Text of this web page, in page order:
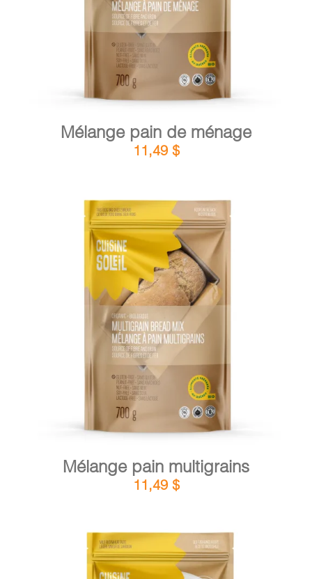
Mélange pain de ménage
11,49 $
AJOUTER AU PANIER / DÉTAILS
Mélange pain multigrains
11,49 $